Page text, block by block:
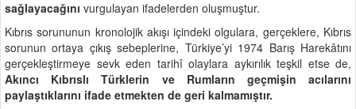
sağlayacağını vurgulayan ifadelerden oluşmuştur.
Kıbrıs sorununun kronolojik akışı içindeki olgulara, gerçeklere, Kıbrıs
sorunun ortaya çıkış sebeplerine, Türkiye’yi 1974 Barış Harekâtını
gerçekleştirmeye sevk eden tarihî olaylara aykırılık teşkil etse de,
Akıncı Kıbrıslı Türklerin ve Rumların geçmişin acılarını
paylaştıklarını ifade etmekten de geri kalmamıştır.